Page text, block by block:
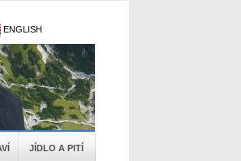
ENGLISH
JÍDLO A PITÍ